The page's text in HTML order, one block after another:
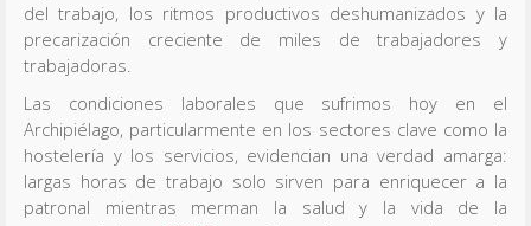
del trabajo, los ritmos productivos deshumanizados y la
precarización creciente de miles de trabajadores y
trabajadoras.
Las condiciones laborales que sufrimos hoy en el
Archipiélago, particularmente en los sectores clave como la
hostelería y los servicios, evidencian una verdad amarga:
largas horas de trabajo solo sirven para enriquecer a la
patronal mientras merman la salud y la vida de la